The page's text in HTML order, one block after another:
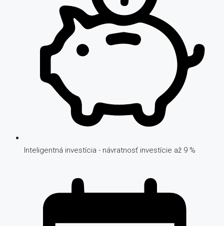
Inteligentná investícia - návratnosť investície až 9 %